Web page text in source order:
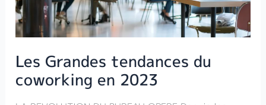
Les Grandes tendances du
coworking en 2023
2023